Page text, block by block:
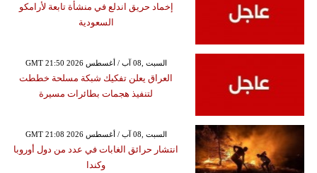
إخماد حريق اندلع في منشأة تابعة لأرامكو
السعودية
GMT 21:50 2026 السبت ,08 آب / أغسطس
العراق يعلن تفكيك شبكة مسلحة خططت
لتنفيذ هجمات بطائرات مسيرة
GMT 21:08 2026 السبت ,08 آب / أغسطس
انتشار حرائق الغابات في عدد من دول أوروبا
وكندا